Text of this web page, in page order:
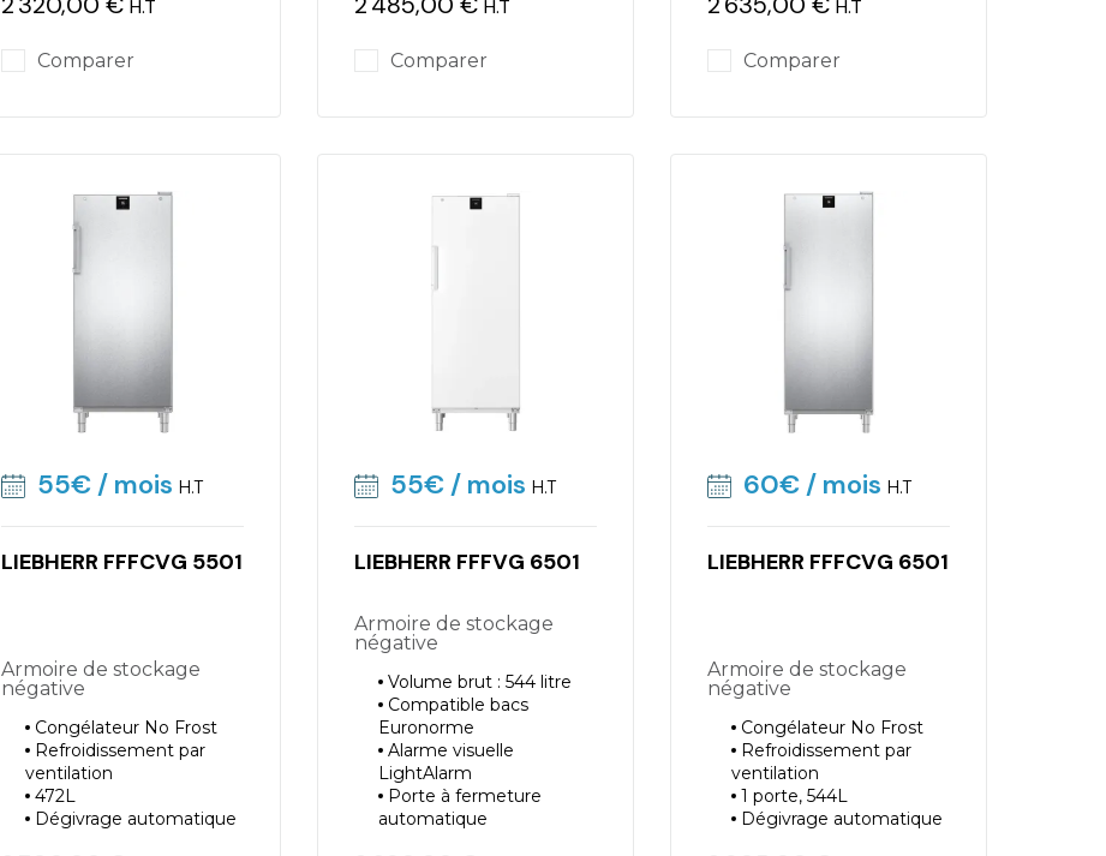
H.T
Comparer
H.T
Comparer
H.T
Comparer
55€/ mois H.T
LIEBHERR FFFCVG 5501
Armoire de stockage
négative
Congélateur No Frost
Refroidissement par
ventilation
472L
Dégivrage automatique
55€/ mois H.T
LIEBHERR FFFVG 6501
Armoire de stockage
négative
Volume brut : 544 litre
Compatible bacs
Euronorme
Alarme visuelle
LightAlarm
Porte à fermeture
automatique
60€/ mois H.T
LIEBHERR FFFCVG 6501
Armoire de stockage
négative
Congélateur No Frost
Refroidissement par
ventilation
1 porte, 544L
Dégivrage automatique